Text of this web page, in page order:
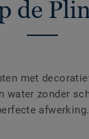
de
met
zonder